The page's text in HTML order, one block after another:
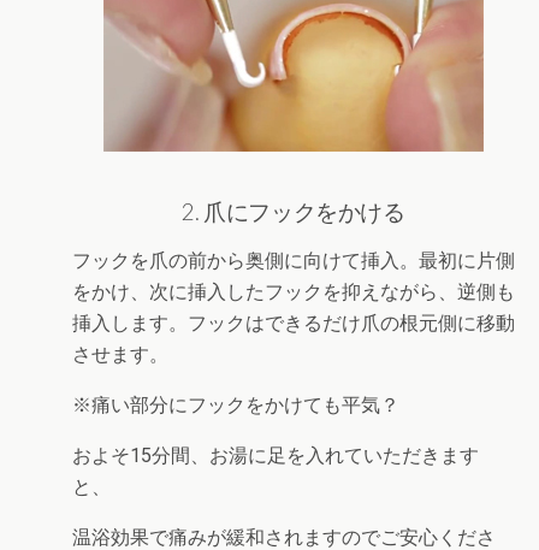
2. 爪にフックをかける
フックを爪の前から奥側に向けて挿入。最初に片側
をかけ、次に挿入したフックを抑えながら、逆側も
挿入します。フックはできるだけ爪の根元側に移動
させます。
※痛い部分にフックをかけても平気？
およそ15分間、お湯に足を入れていただきます
と、
温浴効果で痛みが緩和されますのでご安心くださ